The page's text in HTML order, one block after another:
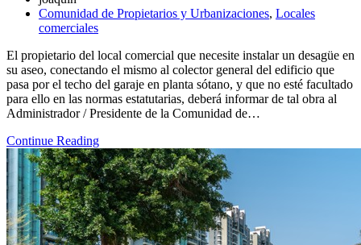
Comunidad de Propietarios y Urbanizaciones, Locales
comerciales
El propietario del local comercial que necesite instalar un desagüe en
su aseo, conectando el mismo al colector general del edificio que
pasa por el techo del garaje en planta sótano, y que no esté facultado
para ello en las normas estatutarias, deberá informar de tal obra al
Administrador / Presidente de la Comunidad de…
Continue Reading